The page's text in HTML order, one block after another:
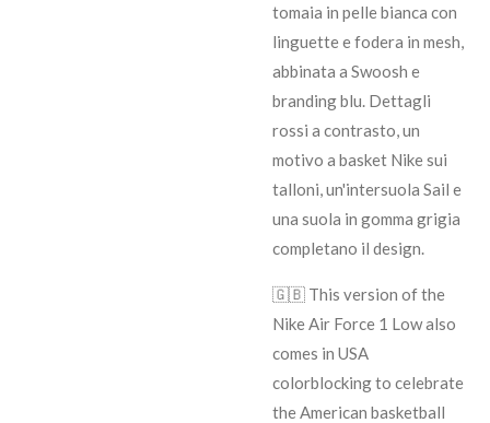
tomaia in pelle bianca con
linguette e fodera in mesh,
abbinata a Swoosh e
branding blu. Dettagli
rossi a contrasto, un
motivo a basket Nike sui
talloni, un'intersuola Sail e
una suola in gomma grigia
completano il design.
🇬🇧 This version of the
Nike Air Force 1 Low also
comes in USA
colorblocking to celebrate
the American basketball